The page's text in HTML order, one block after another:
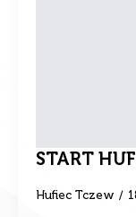
START
Hufiec Tczew